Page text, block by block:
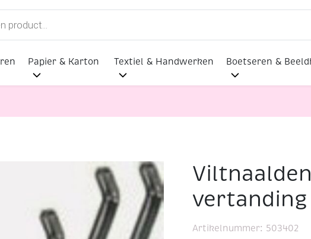
Papier & Karton Textiel & Handwerken Boetseren &
3 stuks, grof vertanding
vertanding
Artikelnummer: 503402